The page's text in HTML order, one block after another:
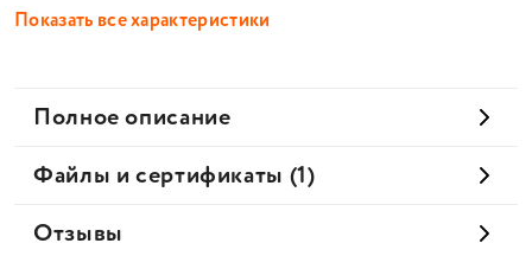
Показать все характеристики
Полное описание
Файлы и сертификаты (1)
Отзывы